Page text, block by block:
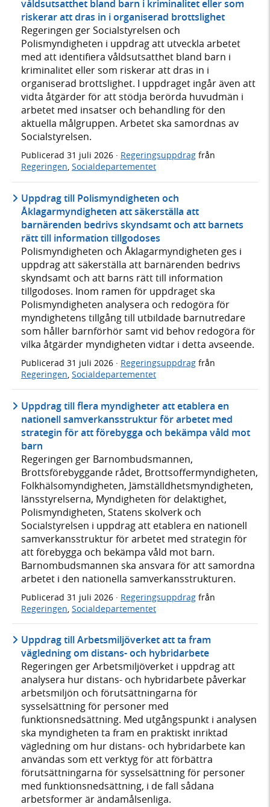
våldsutsatthet bland barn i kriminalitet eller som
riskerar att dras in i organiserad brottslighet
Regeringen ger Socialstyrelsen och
Polismyndigheten i uppdrag att utveckla arbetet
med att identifiera våldsutsatthet bland barn i
kriminalitet eller som riskerar att dras in i
organiserad brottslighet. I uppdraget ingår även att
vidta åtgärder för att stödja berörda huvudmän i
arbetet med insatser och behandling för den
aktuella målgruppen. Arbetet ska samordnas av
Socialstyrelsen.
Publicerad 31 juli 2026 · Regeringsuppdrag från
Regeringen, Socialdepartementet
Uppdrag till Polismyndigheten och
Åklagarmyndigheten att säkerställa att
barnärenden bedrivs skyndsamt och att barnets
rätt till information tillgodoses
Polismyndigheten och Åklagarmyndigheten ges i
uppdrag att säkerställa att barnärenden bedrivs
skyndsamt och att barns rätt till information
tillgodoses. Inom ramen för uppdraget ska
Polismyndigheten analysera och redogöra för
myndighetens tillgång till utbildade barnutredare
som håller barnförhör samt vid behov redogöra för
vilka åtgärder myndigheten vidtar i detta avseende.
Publicerad 31 juli 2026 · Regeringsuppdrag från
Regeringen, Socialdepartementet
Uppdrag till flera myndigheter att etablera en
nationell samverkansstruktur för arbetet med
strategin för att förebygga och bekämpa våld mot
barn
Regeringen ger Barnombudsmannen,
Brottsförebyggande rådet, Brottsoffermyndigheten,
Folkhälsomyndigheten, Jämställdhetsmyndigheten,
länsstyrelserna, Myndigheten för delaktighet,
Polismyndigheten, Statens skolverk och
Socialstyrelsen i uppdrag att etablera en nationell
samverkansstruktur för arbetet med strategin för
att förebygga och bekämpa våld mot barn.
Barnombudsmannen ska ansvara för att samordna
arbetet i den nationella samverkansstrukturen.
Publicerad 31 juli 2026 · Regeringsuppdrag från
Regeringen Socialdepartementet
Uppdrag till Arbetsmiljöverket att ta fram
vägledning om distans- och hybridarbete
Regeringen ger Arbetsmiljöverket i uppdrag att
analysera hur distans- och hybridarbete påverkar
arbetsmiljön och förutsättningarna för
sysselsättning för personer med
funktionsnedsättning. Med utgångspunkt i analysen
ska myndigheten ta fram en praktiskt inriktad
vägledning om hur distans- och hybridarbete kan
användas som ett verktyg för att förbättra
förutsättningarna för sysselsättning för personer
med funktionsnedsättning, i de fall sådana
arbetsformer är ändamålsenliga.